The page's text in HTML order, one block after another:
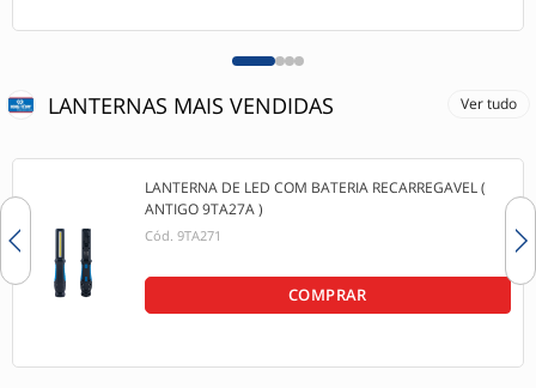
LANTERNAS MAIS VENDIDAS Ver tudo
LANTERNA DE LED COM BATERIA RECARREGAVEL (
ANTIGO 9TA27A )
Cód. 9TA271
COMPRAR